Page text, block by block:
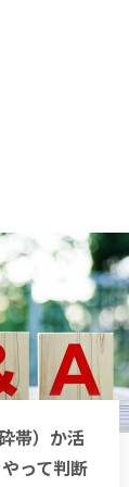
帯）か活
って判断